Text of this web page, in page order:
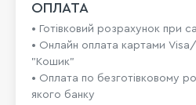
ОПЛАТА
• Готівковий розрахунок при
• Онлайн оплата картами
"Кошик"
• Оплата по безготівковому
якого банку